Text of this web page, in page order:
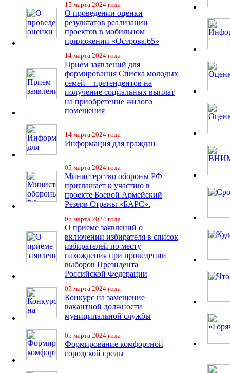
15 марта 2024 года
О проведении оценки
результатов реализации
проектов в мобильном
приложении «Острова.65»
14 марта 2024 года
Прием заявлений для
формирования Списка молодых
семей – претендентов на
получение социальных выплат
на приобретение жилого
помещения
14 марта 2024 года
Информация для граждан
05 марта 2024 года
Министерство обороны РФ
приглашает к участию в
проекте Боевой Армейский
Резерв Страны «БАРС».
05 марта 2024 года
О приеме заявлений о
включении избирателя в список
избирателей по месту
нахождения при проведении
выборов Президента
Российской Федерации
05 марта 2024 года
Конкурс на замещение
вакантной должности
муниципальной службы
05 марта 2024 года
Формирование комфортной
городской среды